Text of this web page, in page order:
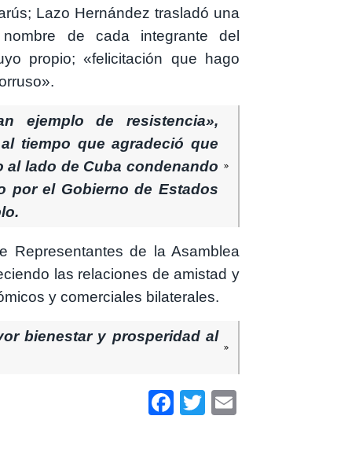
Lazo Hernández trasladó una
de cada integrante del
propio; «felicitación que hago
ejemplo de resistencia»,
tiempo que agradeció que
al lado de Cuba condenando
por el Gobierno de Estados
Representantes de la Asamblea
las relaciones de amistad y
y comerciales bilaterales.
bienestar y prosperidad al
ShareFacebook
Twitter